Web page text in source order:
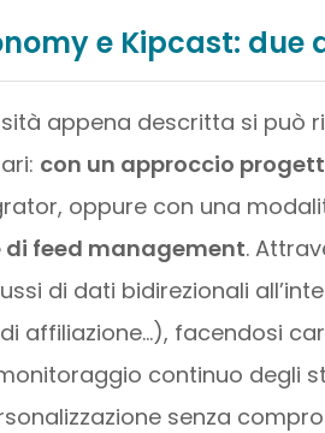
e Kipcast:
appena descritta si può
con un approccio
oppure con una
feed management.
di dati bidirezionali
affiliazione…), facendosi
continuo degli
senza